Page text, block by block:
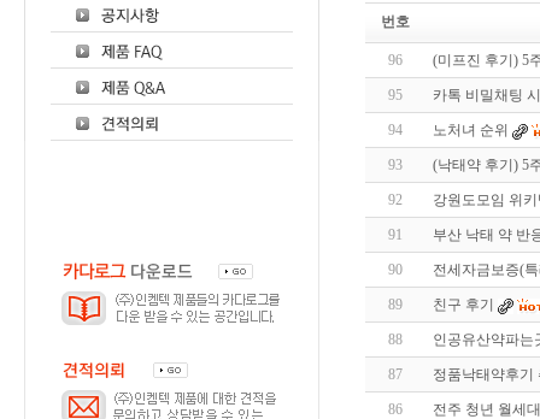
번호
96 (미프진 후기) 5
95 카톡 비밀채팅
94 노처녀 순위
93 (낙태약 후기) 5
92 강­원­도­모­임 위
91 부산 낙태 약 반
90 전세자금보증(
89 친구 후기
88 인공유산약파는
87 정품낙태약후기
86 전주 청년 월세